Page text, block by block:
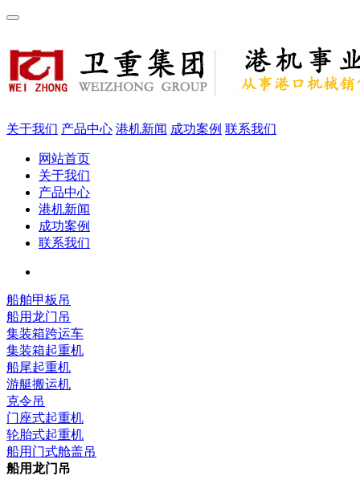
关于我们 产品中心 港机新闻 成功案例 联系我们
网站首页
关于我们
产品中心
港机新闻
成功案例
联系我们
船舶甲板吊
船用龙门吊
集装箱跨运车
集装箱起重机
船尾起重机
游艇搬运机
克令吊
门座式起重机
轮胎式起重机
船用门式舱盖吊
船用龙门吊